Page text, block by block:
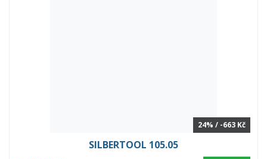
24% / -663 Kč
SILBERTOOL 105.05